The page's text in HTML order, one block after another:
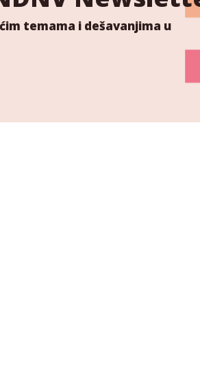
temama i dešavanjima u